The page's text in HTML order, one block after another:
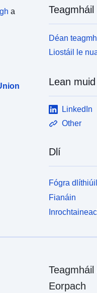
a
Teagmháil
Déan
Liostáil le
Lean
LinkedIn
Other
Dlí
Fógra dlíthiúil
Fianáin
Eorpach